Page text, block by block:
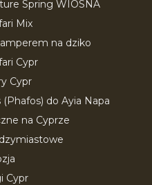
Spring WIOSNA
Mix
na dziko
Cypr
Cypr
do Ayia Napa
na Cyprze
Cypr